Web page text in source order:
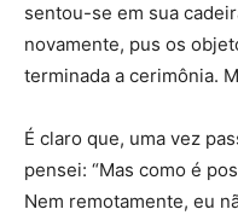
sentou-se em sua
novamente, pus os
terminada a cerimônia.
É claro que, uma vez
pensei: “Mas como é
Nem remotamente, eu